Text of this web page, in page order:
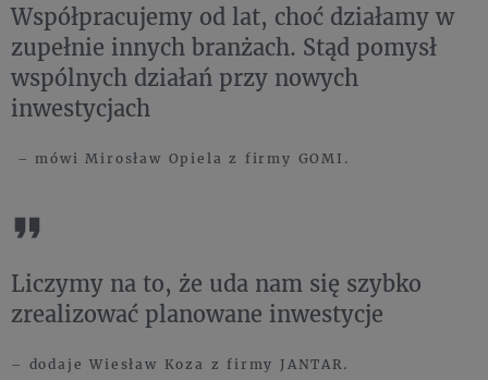
Współpracujemy od lat, choć działamy w
zupełnie innych branżach. Stąd pomysł
wspólnych działań przy nowych
inwestycjach
– mówi Mirosław Opiela z firmy GOMI.
Liczymy na to, że uda nam się szybko
zrealizować planowane inwestycje
– dodaje Wiesław Koza z firmy JANTAR.